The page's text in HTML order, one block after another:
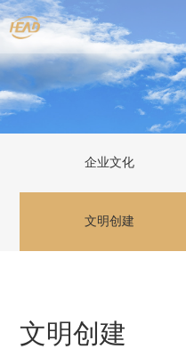
企业文化
文明创建
文明创建